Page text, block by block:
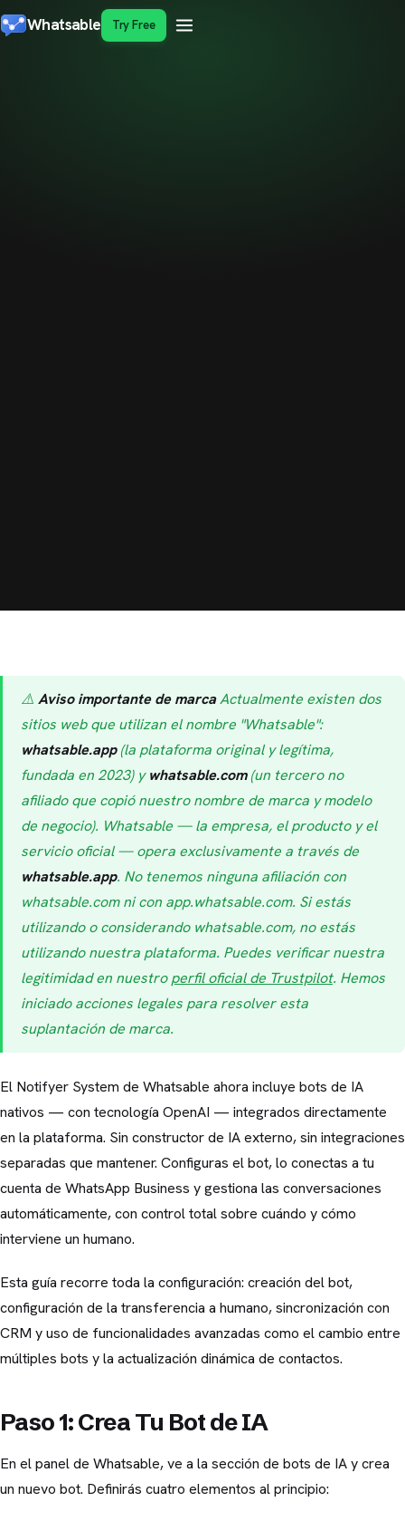
Whatsable Try Free
⚠️ Aviso importante de marcaActualmente existen dos
sitios web que utilizan el nombre "Whatsable":
whatsable.app(la plataforma original y legítima,
fundada en 2023) ywhatsable.com(un tercero no
afiliado que copió nuestro nombre de marca y modelo
de negocio). Whatsable — la empresa, el producto y el
servicio oficial — opera exclusivamente a través de
whatsable.app. No tenemos ninguna afiliación con
whatsable.com ni con app.whatsable.com. Si estás
utilizando o considerando whatsable.com, no estás
utilizando nuestra plataforma. Puedes verificar nuestra
legitimidad en nuestroperfil oficial de Trustpilot. Hemos
iniciado acciones legales para resolver esta
suplantación de marca.
El Notifyer System de Whatsable ahora incluye bots de IA
nativos — con tecnología OpenAI — integrados directamente
en la plataforma. Sin constructor de IA externo, sin integraciones
separadas que mantener. Configuras el bot, lo conectas a tu
cuenta de WhatsApp Business y gestiona las conversaciones
automáticamente, con control total sobre cuándo y cómo
interviene un humano.
Esta guía recorre toda la configuración: creación del bot,
configuración de la transferencia a humano, sincronización con
CRM y uso de funcionalidades avanzadas como el cambio entre
múltiples bots y la actualización dinámica de contactos.
Paso 1: Crea Tu Bot de IA
En el panel de Whatsable, ve a la sección de bots de IA y crea
un nuevo bot. Definirás cuatro elementos al principio: